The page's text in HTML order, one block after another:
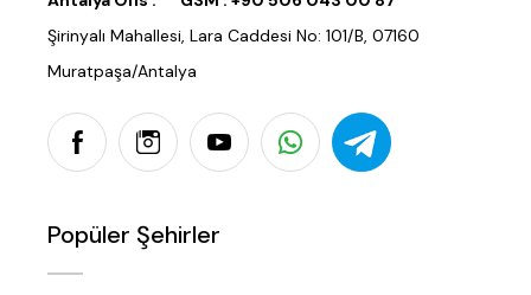
Şirinyalı Mahallesi, Lara Caddesi No: 101/B, 07160
Muratpaşa/Antalya
Popüler Şehirler